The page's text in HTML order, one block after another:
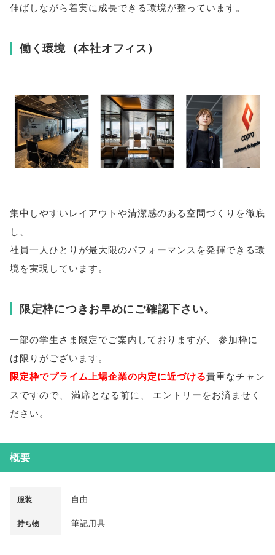
伸ばしながら着実に成長できる環境が整っています。
働く環境 （本社オフィス）
集中しやすいレイアウトや清潔感のある空間づくりを徹底
し 、
社員一人ひとりが最大限のパフォーマンスを発揮できる環
境を実現しています。
限定枠につきお早めにご確認下さい。
一部の学生さま限定でご案内しておりますが、
参加枠に
は限りがございます。
限定枠でプライム上場企業の内定に近づける貴重なチャン
スですので、 満席となる前に、
エントリーをお済ませく
ださい。
概要
服装 自由
持ち物 筆記用具